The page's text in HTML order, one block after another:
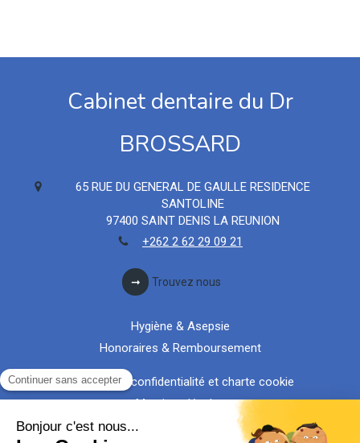
Cabinet dentaire du Dr
BROSSARD
65 RUE DU GENERAL DE GAULLE RESIDENCE
SANTOLINE
97400 SAINT DENIS LA REUNION
+262 2 62 29 09 21
Trouvez nous
Hygiène & Asepsie
Honoraires & Remboursement
Politique de confidentialité et charte cookie
Mentions légales
Conditions Générales Utilisation